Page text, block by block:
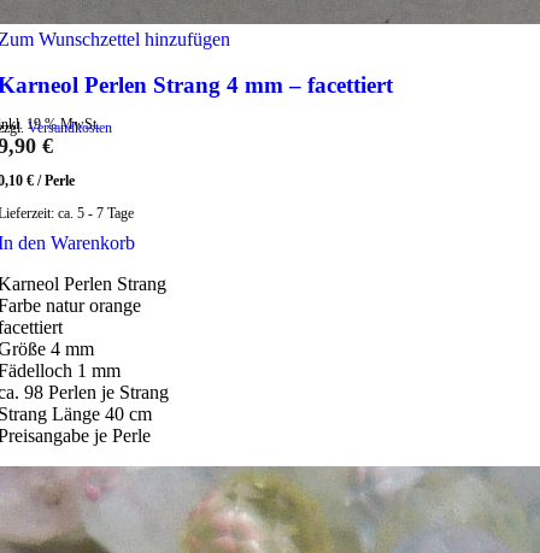
Wunschzettel hinzufügen
Perlen Strang 4 mm – facettiert
19 % MwSt.
Versandkosten
€
€ /Perle
ca. 5 - 7 Tage
den Warenkorb
Perlen Strang
natur orange
4 mm
1 mm
98 Perlen je Strang
Länge 40 cm
je Perle